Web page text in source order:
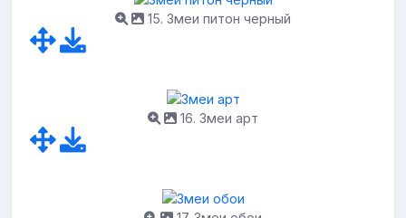
15. Змеи питон черный
16. Змеи арт